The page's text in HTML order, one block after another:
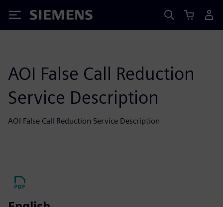
Siemens
AOI False Call Reduction
Service Description
AOI False Call Reduction Service Description